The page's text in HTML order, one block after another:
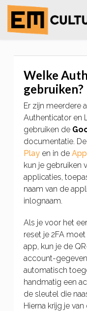
Welke
gebruiken?
Er zijn meerdere
Authenticator en
gebruiken de
documentatie.
Play en in de
kun je gebruiken
applicaties,
naam van de
inlognaam.
Als je voor het
reset je 2FA
app, kun je de
account-
automatisch
handmatig een
de sleutel die
Hierna krijg je